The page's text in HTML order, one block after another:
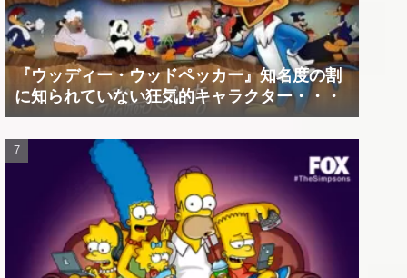
『ウッディー・ウッドペッカー』知名度の割
に知られていない狂気的キャラクター・・・